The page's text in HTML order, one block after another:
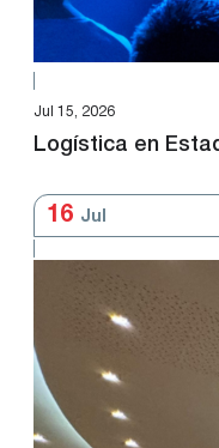
Jul 15, 2026
Logística en
16 Jul